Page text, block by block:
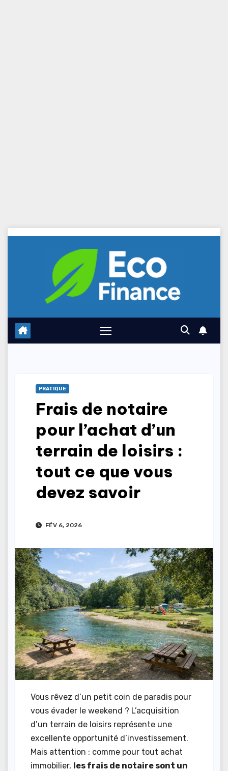
Skip
PRATIQUE
Frais de notaire
pour l’achat d’un
terrain de loisirs :
tout ce que vous
devez savoir
FÉV 6, 2026
Vous rêvez d’un petit coin de paradis pour
vous évader le weekend ? L’acquisition
d’un terrain de loisirs représente une
excellente opportunité d’investissement.
Mais attention : comme pour tout achat
immobilier, les frais de notaire sont un